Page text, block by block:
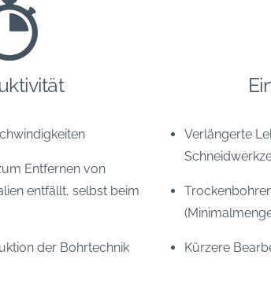
Entfernen von
entfällt, selbst beim
der Bohrtechnik
Verlängerte
Kürzere